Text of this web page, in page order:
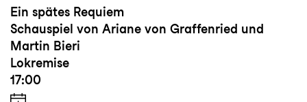
Ein spätes Requiem
Schauspiel von Ariane von Graffenried und
Martin Bieri
Lokremise
17:00